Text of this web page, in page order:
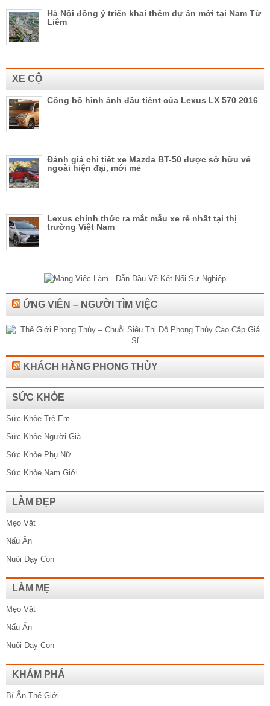
Hà Nội đồng ý triển khai thêm dự án mới tại Nam Từ
Liêm
XE CỘ
Công bố hình ảnh đầu tiênt của Lexus LX 570 2016
Đánh giá chi tiết xe Mazda BT-50 được sở hữu vẻ
ngoài hiện đại, mới mẻ
Lexus chính thức ra mắt mẫu xe rẻ nhất tại thị
trường Việt Nam
ỨNG VIÊN – NGƯỜI TÌM VIỆC
KHÁCH HÀNG PHONG THỦY
SỨC KHỎE
Sức Khỏe Trẻ Em
Sức Khỏe Người Già
Sức Khỏe Phụ Nữ
Sức Khỏe Nam Giới
LÀM ĐẸP
Mẹo Vặt
Nấu Ăn
Nuôi Dạy Con
LÀM MẸ
Mẹo Vặt
Nấu Ăn
Nuôi Dạy Con
KHÁM PHÁ
Bí Ẩn Thế Giới